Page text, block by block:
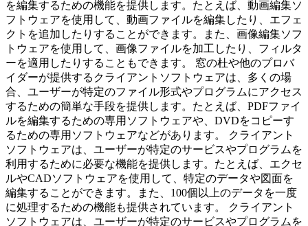
を編集するための機能を提供します。たとえば、動画編集ソ
フトウェアを使用して、動画ファイルを編集したり、エフェ
クトを追加したりすることができます。また、画像編集ソフ
トウェアを使用して、画像ファイルを加工したり、フィルタ
ーを適用したりすることもできます。 窓の杜や他のプロバ
イダーが提供するクライアントソフトウェアは、多くの場
合、ユーザーが特定のファイル形式やプログラムにアクセス
するための簡単な手段を提供します。たとえば、PDFファイ
ルを編集するための専用ソフトウェアや、DVDをコピーす
るための専用ソフトウェアなどがあります。 クライアント
ソフトウェアは、ユーザーが特定のサービスやプログラムを
利用するために必要な機能を提供します。たとえば、エクセ
ルやCADソフトウェアを使用して、特定のデータや図面を
編集することができます。また、100個以上のデータを一度
に処理するための機能も提供されています。 クライアント
ソフトウェアは、ユーザーが特定のサービスやプログラムを